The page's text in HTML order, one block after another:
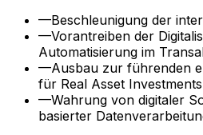
—Beschleunigung der
—Vorantreiben der
Automatisierung im
—Ausbau zur führenden
für Real Asset Investments
—Wahrung von digitaler
basierter